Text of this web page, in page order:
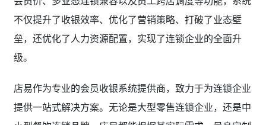
不仅提升了收银效率、优化了营销策略、打破了业态壁
垒，还优化了人力资源配置，实现了连锁企业的全面升
级。
店易作为专业的会员收银系统提供商，致力于为连锁企业
提供一站式解决方案。无论是大型零售连锁企业，还是中